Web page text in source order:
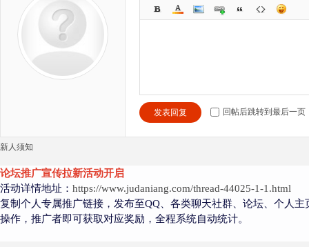
发表回复 回帖后跳转到最后一页
新人须知
论坛推广宣传拉新活动开启
活动详情地址： https://www.judaniang.com/thread-44025-1-1.html
复制个人专属推广链接，发布至QQ、各类聊天社群、论坛、个人
操作，推广者即可获取对应奖励，全程系统自动统计。